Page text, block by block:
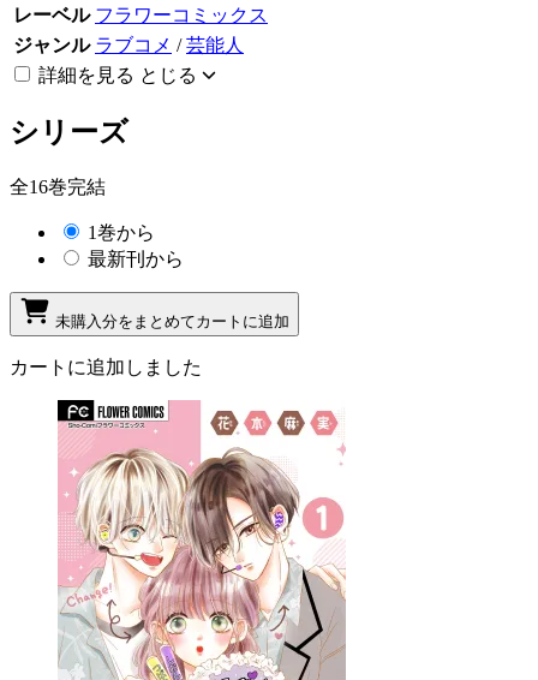
レーベル フラワーコミックス
ジャンル ラブコメ /芸能人
詳細を見る とじる
シリーズ
全16巻完結
1巻から
最新刊から
未購入分をまとめてカートに追加
カートに追加しました